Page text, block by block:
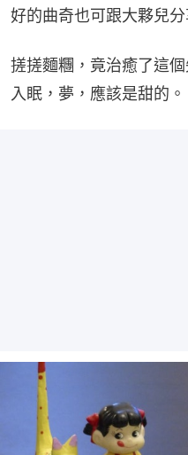
好的曲奇也可跟大夥兒
搓搓麵糰，竟治癒了這
入眠，夢，應該是甜的。